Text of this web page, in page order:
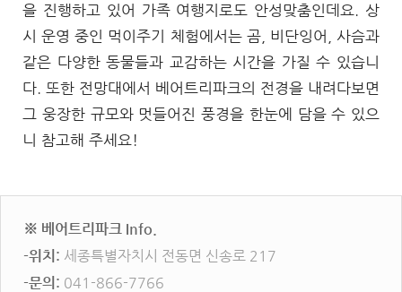
을 진행하고 있어 가족 여행지로도 안성맞춤인데요. 상
시 운영 중인 먹이주기 체험에서는 곰, 비단잉어, 사슴과
같은 다양한 동물들과 교감하는 시간을 가질 수 있습니
다. 또한 전망대에서 베어트리파크의 전경을 내려다보면
그 웅장한 규모와 멋들어진 풍경을 한눈에 담을 수 있으
니 참고해 주세요!
※ 베어트리파크 Info.
-위치: 세종특별자치시 전동면 신송로 217
-문의: 041-866-7766